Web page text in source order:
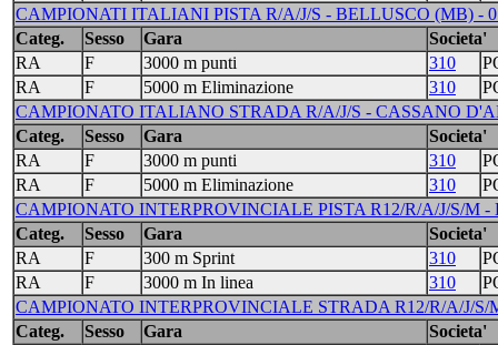
CAMPIONATI ITALIANI PISTA R/A/J/S - BELLUSCO (MB) -
Categ.
Sesso Gara
Societa'
RA
F 3000 m punti 310
RA
F 5000 m Eliminazione 310
CAMPIONATO ITALIANO STRADA R/A/J/S - CASSANO
Categ.
Sesso Gara
Societa'
RA
F 3000 m punti 310
RA
F 5000 m Eliminazione 310
CAMPIONATO INTERPROVINCIALE PISTA R12/R/A/J/S/M
Categ.
Sesso Gara
Societa'
RA
F 300 m Sprint 310
RA
F 3000 m In linea 310
CAMPIONATO INTERPROVINCIALE STRADA R12/R/A/J/
Categ.
Sesso Gara
Societa'